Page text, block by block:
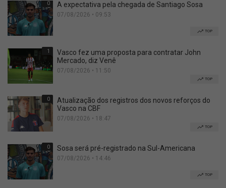
0 A expectativa pela chegada de Santiago Sosa
07/08/2026 • 09:53
TOP
1
Vasco fez uma proposta para contratar John
Mercado, diz Venê
07/08/2026 • 11:50
TOP
0
Atualização dos registros dos novos reforços do
Vasco na CBF
07/08/2026 • 18:47
TOP
0 Sosa será pré-registrado na Sul-Americana
07/08/2026 • 14:46
TOP